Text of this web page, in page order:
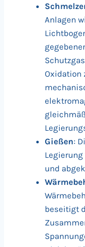
Anlagen
Oxidation
Gießen:
und
beseitigt